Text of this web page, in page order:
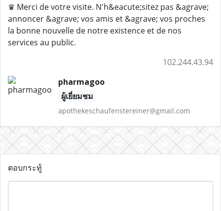
♛ Merci de votre visite. N'h&eacute;sitez pas &agrave;
annoncer &agrave; vos amis et &agrave; vos proches
la bonne nouvelle de notre existence et de nos
services au public.
102.244.43.94
pharmagoo
ผู้เยี่ยมชม
apothekeschaufenstereiner@gmail.com
ตอบกระทู้